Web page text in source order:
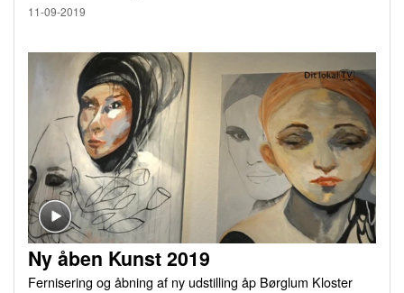
11-09-2019
Ny åben Kunst 2019
Fernisering og åbning af ny udstilling åp Børglum Kloster